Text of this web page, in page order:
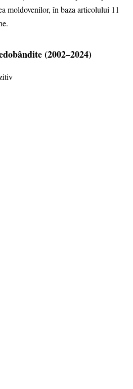
moldovenilor, în baza articolului 11
(2002–2024)